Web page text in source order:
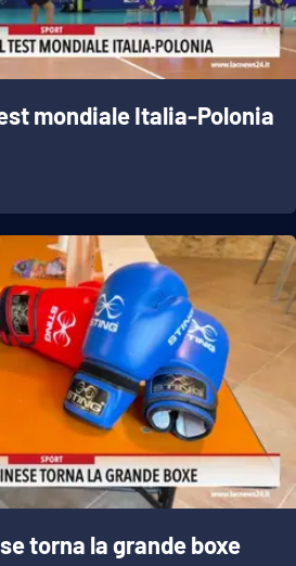
mondiale Italia-Polonia
torna la grande boxe